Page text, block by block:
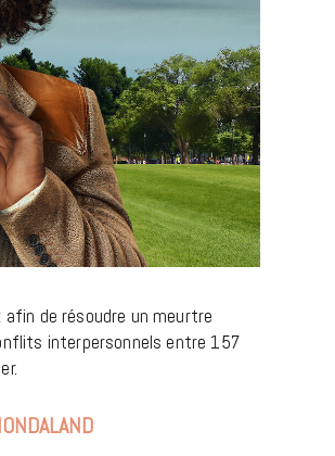
afin de résoudre un meurtre
interpersonnels entre 157